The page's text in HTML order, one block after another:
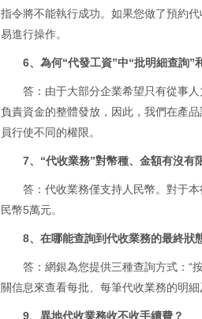
指令將不能執行成功。如果您做了預約
易進行操作。
6、為何“代發工資”中“批明細查詢”
答：由于大部分企業希望只有從事
負責資金的整體發放，因此，我們在產
員行使不同的權限。
7、“代收業務”對幣種、金額有沒有
答：代收業務僅支持人民幣。對于
民幣5萬元。
8、在哪能查詢到代收業務的最終狀
答：網銀為您提供三種查詢方式：“
關信息來查看每批、每筆代收業務的明細
9、異地代收業務收不收手續費？